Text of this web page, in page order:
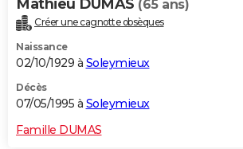
Mathieu DUMAS (65 ans)
Créer une cagnotte obsèques
Naissance
02/10/1929 à Soleymieux
Décès
07/05/1995 à Soleymieux
Famille DUMAS